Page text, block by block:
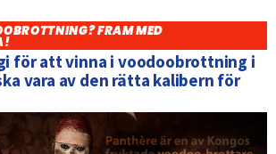
FRAM MED
för att vinna i voodoobrottning i
vara av den rätta kalibern för